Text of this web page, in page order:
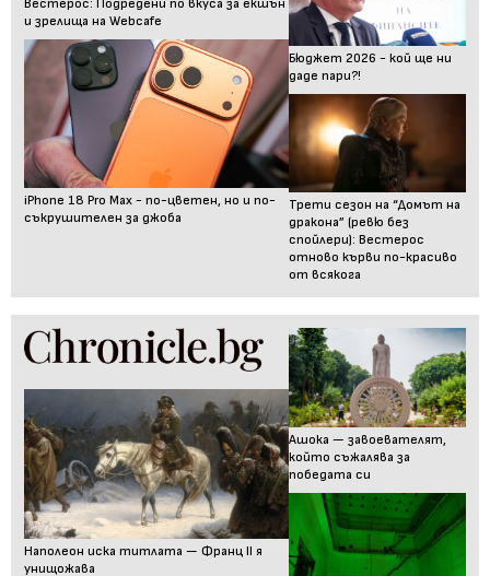
Вестерос: Подредени по вкуса за екшън
и зрелища на Webcafe
iPhone 18 Pro Max - по-цветен, но и по-
съкрушителен за джоба
Бюджет 2026 - кой ще ни
даде пари?!
Трети сезон на “Домът на
дракона” (ревю без
спойлери): Вестерос
отново кърви по-красиво
от всякога
Наполеон иска титлата — Франц II я
унищожава
Ашока — завоевателят,
който съжалява за
победата си